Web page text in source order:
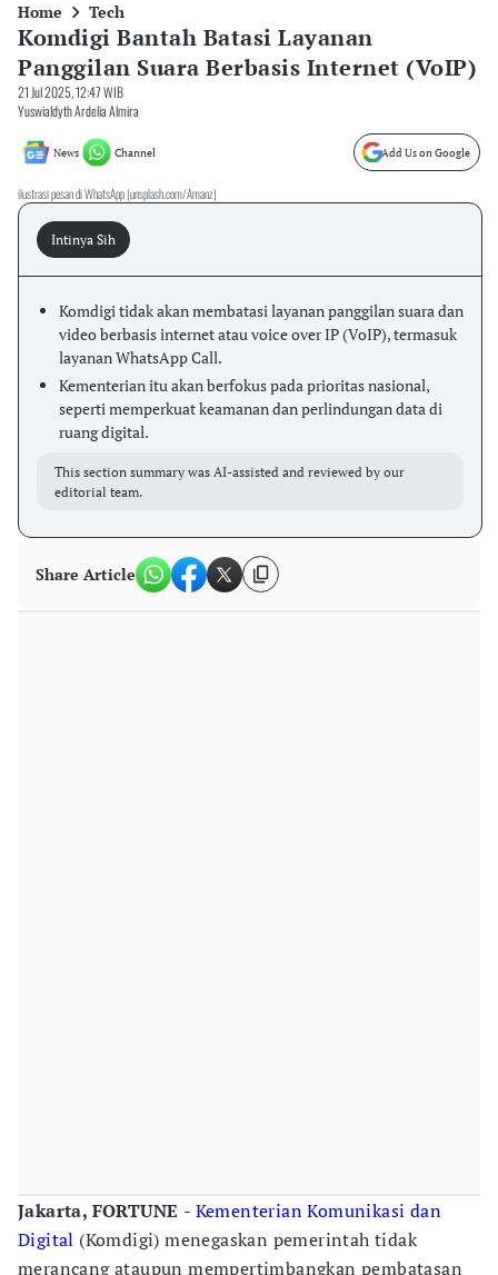
Home Tech
Komdigi Bantah Batasi Layanan
Panggilan Suara Berbasis Internet (VoIP)
21 Jul 2025, 12:47 WIB
Yuswialdyth Ardelia Almira
News Channel Add Us on Google
ilustrasi pesan di WhatsApp (unsplash.com/Amanz)
Intinya Sih
Komdigi tidak akan membatasi layanan panggilan suara dan
video berbasis internet atau voice over IP (VoIP), termasuk
layanan WhatsApp Call.
Kementerian itu akan berfokus pada prioritas nasional,
seperti memperkuat keamanan dan perlindungan data di
ruang digital.
This section summary was AI-assisted and reviewed by our
editorial team.
Share Article
Jakarta, FORTUNE - Kementerian Komunikasi dan
Digital (Komdigi) menegaskan pemerintah tidak
merancang ataupun mempertimbangkan pembatasan